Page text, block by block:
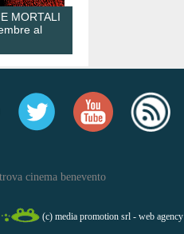
MORTALI
al
trova cinema benevento
(c) media promotion srl - web agency